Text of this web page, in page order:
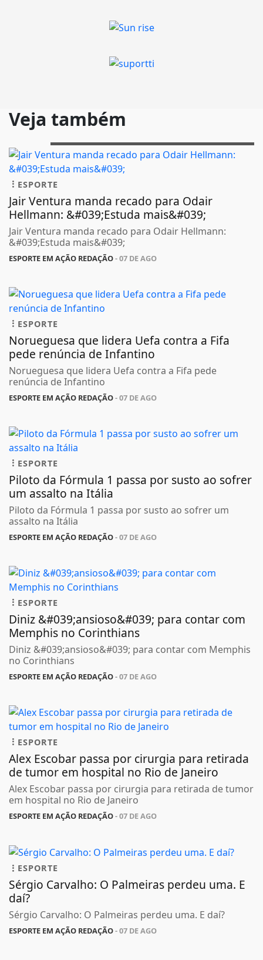
Veja também
ESPORTE
Jair Ventura manda recado para Odair
Hellmann: &#039;Estuda mais&#039;
Jair Ventura manda recado para Odair Hellmann:
&#039;Estuda mais&#039;
ESPORTE EM AÇÃO REDAÇÃO- 07 DE AGO
ESPORTE
Norueguesa que lidera Uefa contra a Fifa
pede renúncia de Infantino
Norueguesa que lidera Uefa contra a Fifa pede
renúncia de Infantino
ESPORTE EM AÇÃO REDAÇÃO- 07 DE AGO
ESPORTE
Piloto da Fórmula 1 passa por susto ao sofrer
um assalto na Itália
Piloto da Fórmula 1 passa por susto ao sofrer um
assalto na Itália
ESPORTE EM AÇÃO REDAÇÃO- 07 DE AGO
ESPORTE
Diniz &#039;ansioso&#039; para contar com
Memphis no Corinthians
Diniz &#039;ansioso&#039; para contar com Memphis
no Corinthians
ESPORTE EM AÇÃO REDAÇÃO- 07 DE AGO
ESPORTE
Alex Escobar passa por cirurgia para retirada
de tumor em hospital no Rio de Janeiro
Alex Escobar passa por cirurgia para retirada de tumor
em hospital no Rio de Janeiro
ESPORTE EM AÇÃO REDAÇÃO- 07 DE AGO
ESPORTE
Sérgio Carvalho: O Palmeiras perdeu uma. E
daí?
Sérgio Carvalho: O Palmeiras perdeu uma. E daí?
ESPORTE EM AÇÃO REDAÇÃO- 07 DE AGO